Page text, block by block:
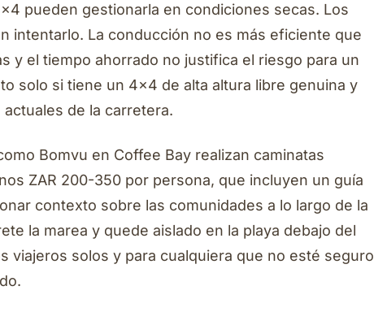
pueden gestionarla en condiciones secas. Los
intentarlo. La conducción no es más eficiente que
y el tiempo ahorrado no justifica el riesgo para un
solo si tiene un 4×4 de alta altura libre genuina y
de la carretera.
Bomvu en Coffee Bay realizan caminatas
ZAR 200-350 por persona, que incluyen un guía
contexto sobre las comunidades a lo largo de la
la marea y quede aislado en la playa debajo del
viajeros solos y para cualquiera que no esté seguro